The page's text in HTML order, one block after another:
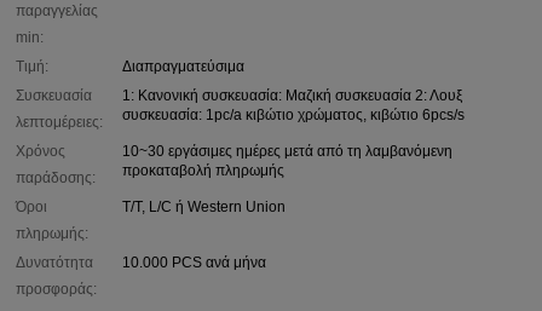
παραγγελίας
min:
Τιμή:
Διαπραγματεύσιμα
Συσκευασία
λεπτομέρειες:
1: Κανονική συσκευασία: Μαζική συσκευασία 2: Λουξ
συσκευασία: 1pc/a κιβώτιο χρώματος, κιβώτιο 6pcs/s
Χρόνος
παράδοσης:
10~30 εργάσιμες ημέρες μετά από τη λαμβανόμενη
προκαταβολή πληρωμής
Όροι
πληρωμής:
T/T, L/C ή Western Union
Δυνατότητα
προσφοράς:
10.000 PCS ανά μήνα